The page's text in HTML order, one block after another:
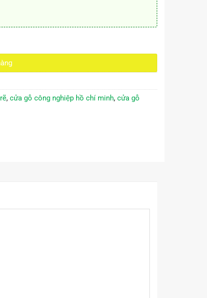
, cửa gỗ công nghiệp hồ chí minh, cửa gỗ